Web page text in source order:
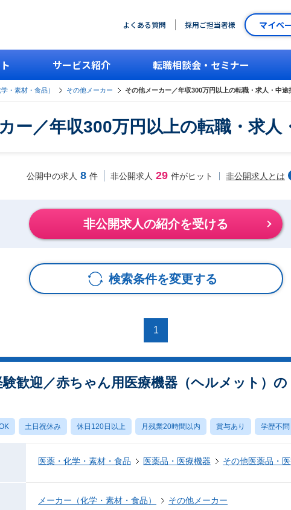
よくある質問 採用ご担当者様 マイペ
サービス紹介 転職相談会・セミナー
・素材・食品） その他メーカー その他メーカー／年収300万円以上の転職・求人・中途
ー／年収300万円以上の転職・求人
公開中の求人 8 件 非公開求人 29 件がヒット 非公開求人とは
非公開求人の紹介を受ける
検索条件を変更する
1
歓迎／赤ちゃん用医療機器（ヘルメット）の
土日祝休み 休日120日以上 月残業20時間以内 賞与あり 学歴不問
医薬・化学・素材・食品 医薬品・医療機器 その他医薬品・
メーカー（化学・素材・食品） その他メーカー